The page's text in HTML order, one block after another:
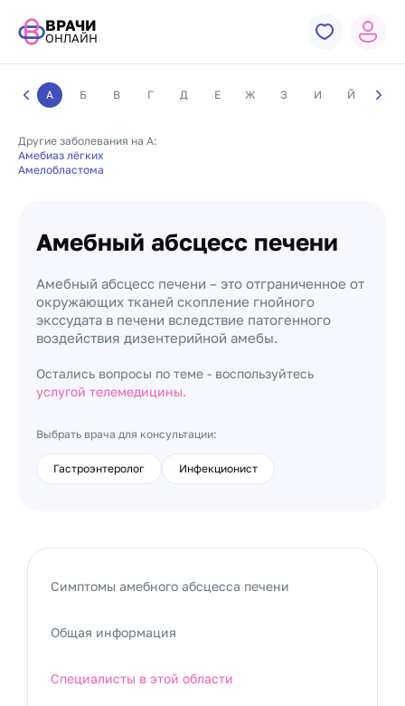
ВРАЧИ
ОНЛАЙН
А Б В Г Д Е Ж З И Й К
Другие заболевания на А:
Амебиаз лёгких
Амелобластома
Амебный абсцесс печени
Амебный абсцесс печени – это отграниченное от
окружающих тканей скопление гнойного
экссудата в печени вследствие патогенного
воздействия дизентерийной амебы.
Остались вопросы по теме - воспользуйтесь
услугой телемедицины.
Выбрать врача для консультации:
Гастроэнтеролог Инфекционист
Симптомы амебного абсцесса печени
Общая информация
Специалисты в этой области